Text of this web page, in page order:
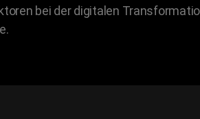
bei der digitalen